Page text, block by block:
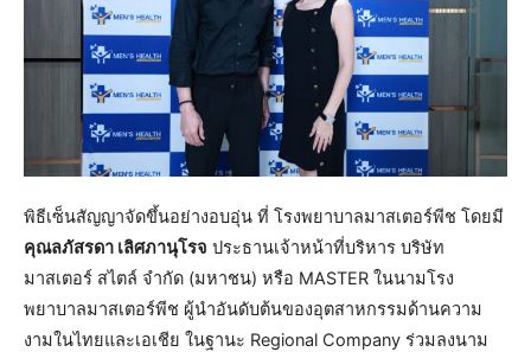
พิธีเซ็นสัญญาจัดขึ้นอย่างอบอุ่น ที่ โรงพยาบาลมาสเตอร์พีช โดยมี
คุณลภัสรดา เลิศภานุโรจ ประธานเจ้าหน้าที่บริหาร บริษัท
มาสเตอร์ สไตล์ จำกัด (มหาชน) หรือ MASTER ในนามโรง
พยาบาลมาสเตอร์พีช ผู้นำอันดับต้นของอุตสาหกรรมด้านความ
งามในไทยและเอเชีย ในฐานะ Regional Company ร่วมลงนาม